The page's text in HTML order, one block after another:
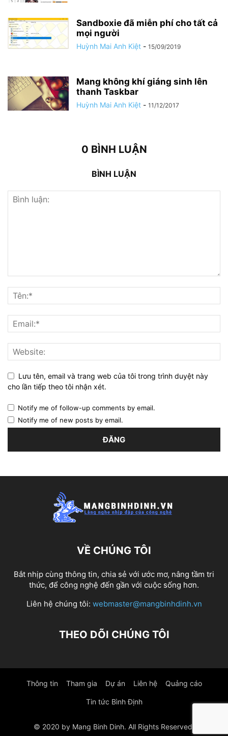
Sandboxie đã miễn phí cho tất cả
mọi người
Huỳnh Mai Anh Kiệt - 15/09/2019
Mang không khí giáng sinh lên
thanh Taskbar
Huỳnh Mai Anh Kiệt - 11/12/2017
0 BÌNH LUẬN
BÌNH LUẬN
Lưu tên, email và trang web của tôi trong trình duyệt này
cho lần tiếp theo tôi nhận xét.
Notify me of follow-up comments by email.
Notify me of new posts by email.
VỀ CHÚNG TÔI
Bắt nhịp cùng thông tin, chia sẻ với ước mơ, nâng tầm tri
thức, để công nghệ đến gần với cuộc sống hơn.
Liên hệ chúng tôi: webmaster@mangbinhdinh.vn
THEO DÕI CHÚNG TÔI
Thông tin Tham gia Dự án Liên hệ Quảng cáo
Tin tức Bình Định
© 2020 by Mang Binh Dinh. All Rights Reserved.